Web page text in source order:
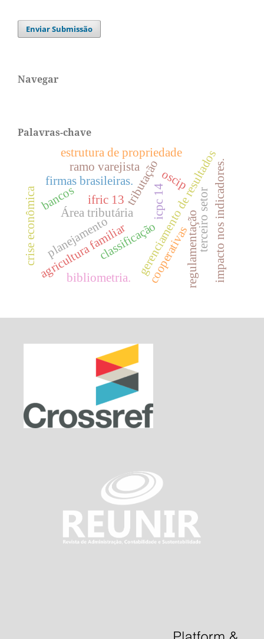
Enviar Submissão
Navegar
Palavras-chave
classificação
Área tributária
tributação
gerenciamento de resultados
estrutura de propriedade
firmas brasileiras.
agricultura familiar
bibliometria.
bancos
crise econômica impacto nos indicadores.
regulamentaçãoterceiro setor
oscip
ramo varejista
ifric 13
planejamento
icpc 14
cooperativas